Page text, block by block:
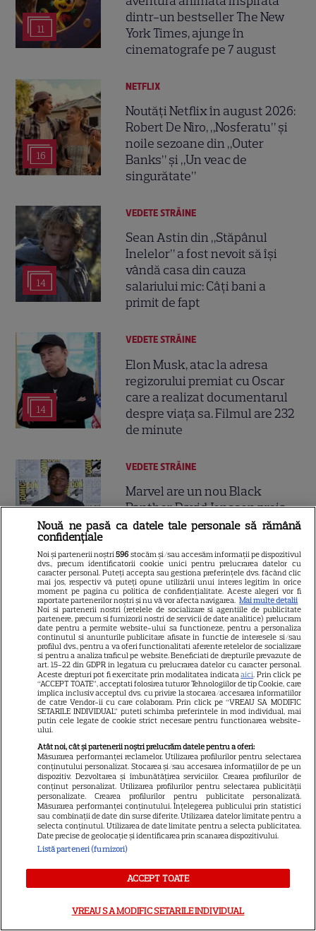
11
dintr-un bestseller The New
York Times, ajunge în
cinematografe pe 7 august
16
NETFLIX
Noutăți Netflix în august 2026:
Robert De Niro, „Nosferatu” și
noile sezoane din „Outer
Banks” și „Un veac de
singurătate”
14
VEDETE STRĂINE
Sean Astin din „Stăpânul
Inelelor” a fost nevoit să își
vândă casa din cauza
salariului mic: Câți bani a
primit de fapt
14
VEDETE STRĂINE
Elon Musk, atac la adresa
regizorului premiat cu Oscar
care a realizat documentarul
despre viața sa. Filmul are 232
de minute
3
VEDETE STRĂINE
Marvel are un nou Black
Panther. David Jonsson preia
moștenirea lui Chadwick
7
VEDETE STRĂINE
Ryan Gosling este noul Ghost
Rider din Universul Marvel.
Anunțul făcut la Comic-Con i-
a entuziasmat pe fani
DISNEY PLUS
„Diavolul se îmbracă de la
Prada 2” s-a lansat pe Disney+.
Meryl Streep și Anne
Hathaway revin la revista
Runway
VEDETE STRĂINE
Meryl Streep, gest
impresionant pentru Anne
Hathaway și Emily Blunt la
Prada 2”. Ce salarii ar fi primit
Nouă ne pasă ca datele tale personale să rămână
confidențiale
Noi și partenerii noștri596 stocăm și/sau accesăm informații pe dispozitivul
dvs., precum identificatorii cookie unici pentru prelucrarea datelor cu
caracter personal. Puteți accepta sau gestiona preferințele dvs. făcând clic
mai jos, respectiv vă puteți opune utilizării unui interes legitim în orice
moment pe pagina cu politica de confidențialitate. Aceste alegeri vor fi
raportate partenerilor noștri și nu vă vor afecta navigarea. Mai multe detalii
Noi si partenerii nostri (retelele de socializare si agentiile de publicitate
partenere, precum si furnizorii nostri de servicii de date analitice) prelucram
date pentru a permite website-ului sa functioneze, pentru a personaliza
continutul si anunturile publicitare afisate in functie de interesele si/sau
profilul dvs., pentru a va oferi functionalitati aferente retelelor de socializare
si pentru a analiza traficul pe website. Beneficiati de drepturile prevazute de
art. 15-22 din GDPR in legatura cu prelucrarea datelor cu caracter personal.
Aceste drepturi pot fi exercitate prin modalitatea indicataaici. Prin click pe
“ACCEPT TOATE”, acceptati folosirea tuturor Tehnologiilor de tip Cookie, care
implica inclusiv acceptul dvs. cu privire la stocarea/accesarea informatiilor
de catre Vendor-ii cu care colaboram. Prin click pe “VREAU SA MODIFIC
SETARILE INDIVIDUAL” puteti schimba preferintele in mod individual, mai
putin cele legate de cookie strict necesare pentru functionarea website-
ului.
Atât noi, cât și partenerii noștri prelucrăm datele pentru a oferi:
Măsurarea performanței reclamelor. Utilizarea profilurilor pentru selectarea
conținutului personalizat. Stocarea și/sau accesarea informațiilor de pe un
dispozitiv. Dezvoltarea și îmbunătățirea serviciilor. Crearea profilurilor de
conținut personalizat. Utilizarea profilurilor pentru selectarea publicității
personalizate. Crearea profilurilor pentru publicitate personalizată.
Măsurarea performanței conținutului. Înțelegerea publicului prin statistici
sau combinații de date din surse diferite. Utilizarea datelor limitate pentru a
selecta conținutul. Utilizarea de date limitate pentru a selecta publicitatea.
Date precise de geolocație și identificarea prin scanarea dispozitivului.
Listă parteneri (furnizori)
ACCEPT TOATE
VREAU SA MODIFIC SETARILE INDIVIDUAL